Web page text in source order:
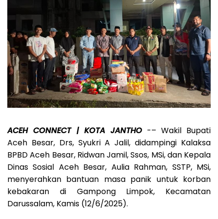
ACEH CONNECT | KOTA JANTHO -– Wakil Bupati
Aceh Besar, Drs, Syukri A Jalil, didampingi Kalaksa
BPBD Aceh Besar, Ridwan Jamil, Ssos, MSi, dan Kepala
Dinas Sosial Aceh Besar, Aulia Rahman, SSTP, MSi,
menyerahkan bantuan masa panik untuk korban
kebakaran di Gampong Limpok, Kecamatan
Darussalam, Kamis (12/6/2025).